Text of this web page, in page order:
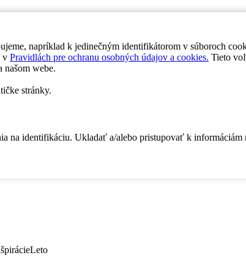
napríklad k jedinečným identifikátorom v súboroch
v Pravidlách pre ochranu osobných údajov a cookies. Tieto
našom webe.
stránky.
identifikáciu. Ukladať a/alebo pristupovať k informáciám
Leto